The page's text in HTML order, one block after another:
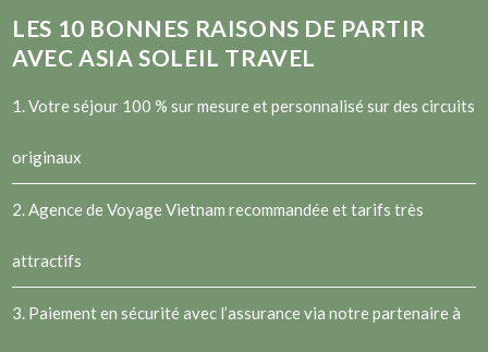
LES 10 BONNES RAISONS DE PARTIR
AVEC ASIA SOLEIL TRAVEL
1. Votre séjour 100 % sur mesure et personnalisé sur des circuits
originaux
2.Agence de Voyage Vietnam recommandée et tarifs très
attractifs
3. Paiement en sécurité avec l’assurance via notre partenaire à